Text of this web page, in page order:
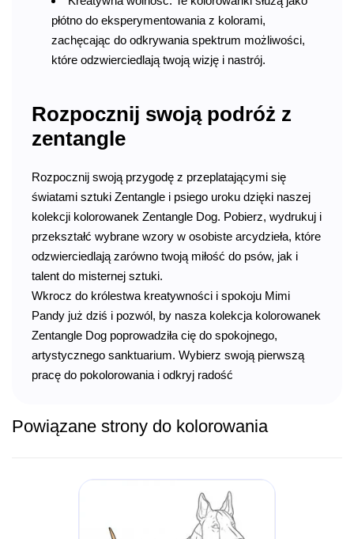
płótno do eksperymentowania z kolorami,
zachęcając do odkrywania spektrum możliwości,
które odzwierciedlają twoją wizję i nastrój.
Rozpocznij swoją podróż z
zentangle
Rozpocznij swoją przygodę z przeplatającymi się
światami sztuki Zentangle i psiego uroku dzięki naszej
kolekcji kolorowanek Zentangle Dog. Pobierz, wydrukuj i
przekształć wybrane wzory w osobiste arcydzieła, które
odzwierciedlają zarówno twoją miłość do psów, jak i
talent do misternej sztuki.
Wkrocz do królestwa kreatywności i spokoju Mimi
Pandy już dziś i pozwól, by nasza kolekcja kolorowanek
Zentangle Dog poprowadziła cię do spokojnego,
artystycznego sanktuarium. Wybierz swoją pierwszą
pracę do pokolorowania i odkryj radość
Powiązane strony do kolorowania